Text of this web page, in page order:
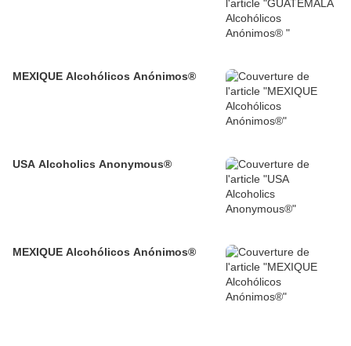
MEXIQUE Alcohólicos Anónimos®
USA Alcoholics Anonymous®
MEXIQUE Alcohólicos Anónimos®